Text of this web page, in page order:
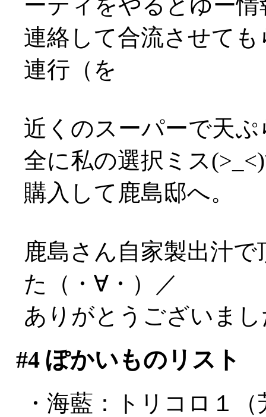
ーティをやるとゆー
連絡して合流させて
連行（を
近くのスーパーで天
全に私の選択ミス
購入して鹿島邸へ。
鹿島さん自家製出汁
た（・∀・）／
ありがとうございま
#4ぽかいものリスト
・海藍：トリコロ１